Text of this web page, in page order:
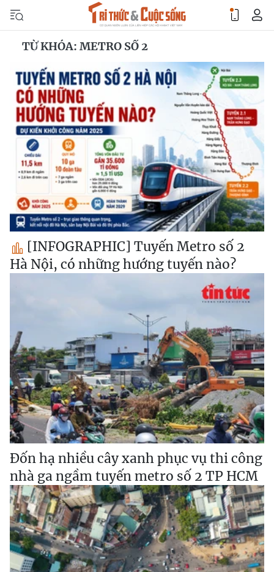
TỪ KHÓA: METRO SỐ 2
[INFOGRAPHIC] Tuyến Metro số 2
Hà Nội, có những hướng tuyến nào?
Đốn hạ nhiều cây xanh phục vụ thi công
nhà ga ngầm tuyến metro số 2 TP HCM